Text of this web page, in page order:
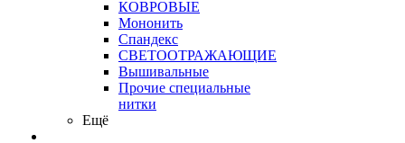
КОВРОВЫЕ
Мононить
Спандекс
СВЕТООТРАЖАЮЩИЕ
Вышивальные
Прочие специальные
нитки
Ещё